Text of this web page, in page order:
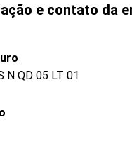
e contato da
N QD 05 LT 01